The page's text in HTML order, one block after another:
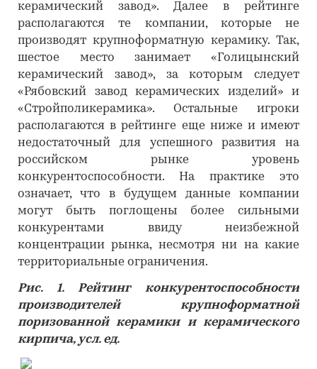
керамический завод». Далее в рейтинге
располагаются те компании, которые не
производят крупноформатную керамику. Так,
шестое место занимает «Голицынский
керамический завод», за которым следует
«Рябовский завод керамических изделий» и
«Стройполикерамика». Остальные игроки
располагаются в рейтинге еще ниже и имеют
недостаточный для успешного развития на
российском рынке уровень
конкурентоспособности. На практике это
означает, что в будущем данные компании
могут быть поглощены более сильными
конкурентами ввиду неизбежной
концентрации рынка, несмотря ни на какие
территориальные ограничения.
Рис. 1. Рейтинг конкурентоспособности
производителей крупноформатной
поризованной керамики и керамического
кирпича, усл. ед.